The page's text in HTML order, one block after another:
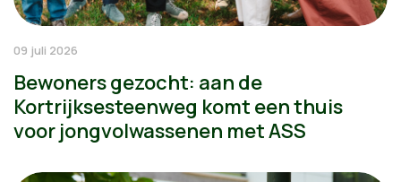
09 juli 2026
Bewoners gezocht: aan de
Kortrijksesteenweg komt een thuis
voor jongvolwassenen met ASS